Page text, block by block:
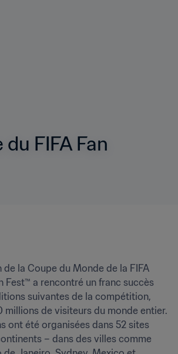
FIFA Fan
de la Coupe du Monde de la FIFA
Fest™ a rencontré un franc succès
suivantes de la compétition,
millions de visiteurs du monde entier.
ont été organisées dans 52 sites
– dans des villes comme